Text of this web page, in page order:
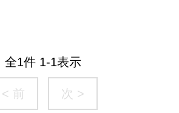
全1件 1-1表示
< 前 次 >